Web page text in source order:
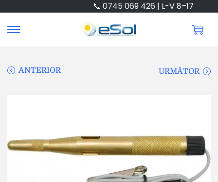
📞 0745 069 426 | L-V 8–17
ANTERIOR URMĂTOR